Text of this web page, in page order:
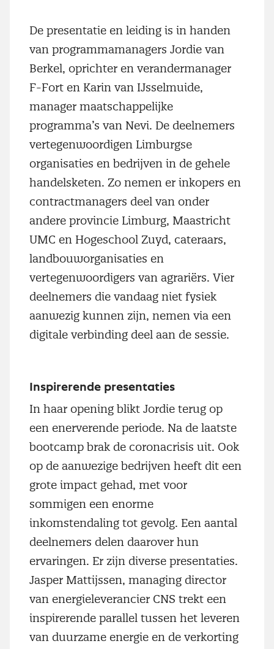
De presentatie en leiding is in handen
van programmamanagers Jordie van
Berkel, oprichter en verandermanager
F-Fort en Karin van IJsselmuide,
manager maatschappelijke
programma’s van Nevi. De deelnemers
vertegenwoordigen Limburgse
organisaties en bedrijven in de gehele
handelsketen. Zo nemen er inkopers en
contractmanagers deel van onder
andere provincie Limburg, Maastricht
UMC en Hogeschool Zuyd, cateraars,
landbouworganisaties en
vertegenwoordigers van agrariërs. Vier
deelnemers die vandaag niet fysiek
aanwezig kunnen zijn, nemen via een
digitale verbinding deel aan de sessie.
Inspirerende presentaties
In haar opening blikt Jordie terug op
een enerverende periode. Na de laatste
bootcamp brak de coronacrisis uit. Ook
op de aanwezige bedrijven heeft dit een
grote impact gehad, met voor
sommigen een enorme
inkomstendaling tot gevolg. Een aantal
deelnemers delen daarover hun
ervaringen. Er zijn diverse presentaties.
Jasper Mattijssen, managing director
van energieleverancier CNS trekt een
inspirerende parallel tussen het leveren
van duurzame energie en de verkorting